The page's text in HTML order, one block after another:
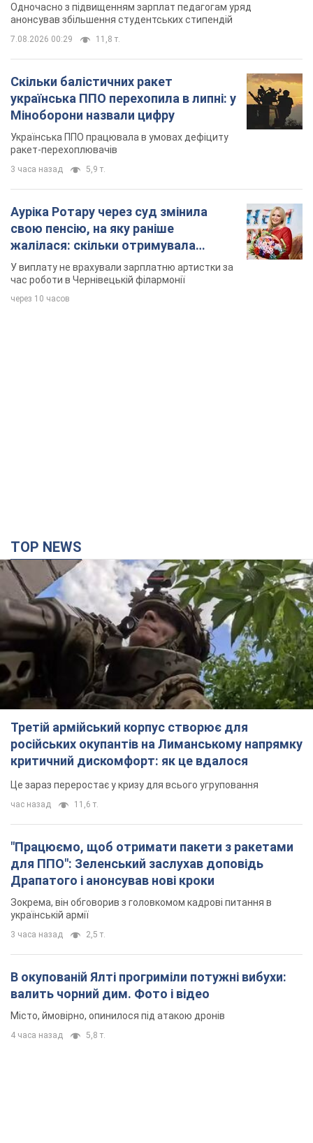
Одночасно з підвищенням зарплат педагогам уряд
анонсував збільшення студентських стипендій
7.08.2026 00:29 11,8 т.
Скільки балістичних ракет
українська ППО перехопила в липні: у
Міноборони назвали цифру
Українська ППО працювала в умовах дефіциту
ракет-перехоплювачів
3 часа назад 5,9 т.
Ауріка Ротару через суд змінила
свою пенсію, на яку раніше
жалілася: скільки отримувала
співачка
У виплату не врахували зарплатню артистки за
час роботи в Чернівецькій філармонії
через 10 часов
TOP NEWS
Третій армійський корпус створює для
російських окупантів на Лиманському напрямку
критичний дискомфорт: як це вдалося
Це зараз переростає у кризу для всього угруповання
час назад 11,6 т.
"Працюємо, щоб отримати пакети з ракетами
для ППО": Зеленський заслухав доповідь
Драпатого і анонсував нові кроки
Зокрема, він обговорив з головкомом кадрові питання в
українській армії
3 часа назад 2,5 т.
В окупованій Ялті прогриміли потужні вибухи:
валить чорний дим. Фото і відео
Місто, ймовірно, опинилося під атакою дронів
4 часа назад 5,8 т.